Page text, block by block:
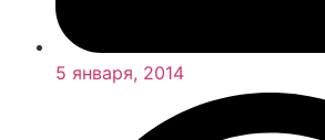
5 января, 2014